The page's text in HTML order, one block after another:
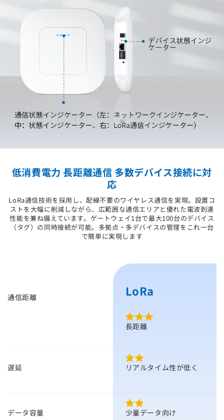
低消費電力 長距離通信 多数デバイス接続に対
応
LoRa通信技術を採用し、配線不要のワイヤレス通信を実現。設置コ
ストを大幅に削減しながら、広範囲な通信エリアと優れた電波到達
性能を兼ね備えています。ゲートウェイ1台で最大100台のデバイス
（タグ）の同時接続が可能。多拠点・多デバイスの管理をこれ一台
で簡単に実現します
通信距離
遅延
データ容量
LoRa
長距離
リアルタイム性が低く
少量データ向け